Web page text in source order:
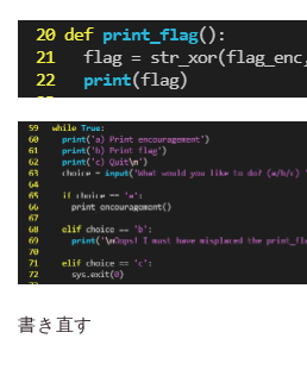
書き直す